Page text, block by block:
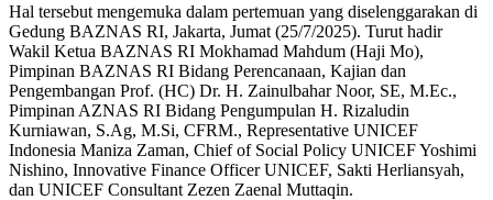
Hal tersebut mengemuka dalam pertemuan yang diselenggarakan di
Gedung BAZNAS RI, Jakarta, Jumat (25/7/2025). Turut hadir
Wakil Ketua BAZNAS RI Mokhamad Mahdum (Haji Mo),
Pimpinan BAZNAS RI Bidang Perencanaan, Kajian dan
Pengembangan Prof. (HC) Dr. H. Zainulbahar Noor, SE, M.Ec.,
Pimpinan AZNAS RI Bidang Pengumpulan H. Rizaludin
Kurniawan, S.Ag, M.Si, CFRM., Representative UNICEF
Indonesia Maniza Zaman, Chief of Social Policy UNICEF Yoshimi
Nishino, Innovative Finance Officer UNICEF, Sakti Herliansyah,
dan UNICEF Consultant Zezen Zaenal Muttaqin.